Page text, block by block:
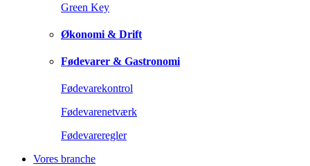
Green Key
Økonomi & Drift
Fødevarer & Gastronomi
Fødevarekontrol
Fødevarenetværk
Fødevareregler
Vores branche